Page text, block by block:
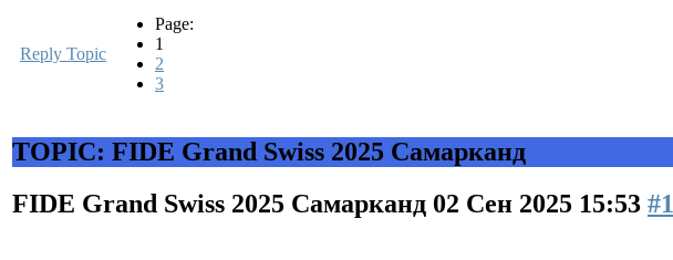
Reply Topic
Page:
1
2
3
TOPIC: FIDE Grand Swiss 2025 Самарканд
FIDE Grand Swiss 2025 Самарканд 02 Сен 2025 15:53 #1